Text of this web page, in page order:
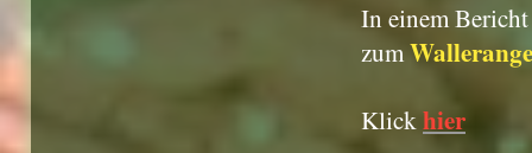
In einem
zum
Klickhier